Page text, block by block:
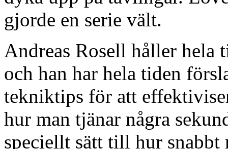
gjorde en serie vält.
Andreas Rosell håller hela
och han har hela tiden
tekniktips för att
hur man tjänar några
speciellt sätt till hur snabbt